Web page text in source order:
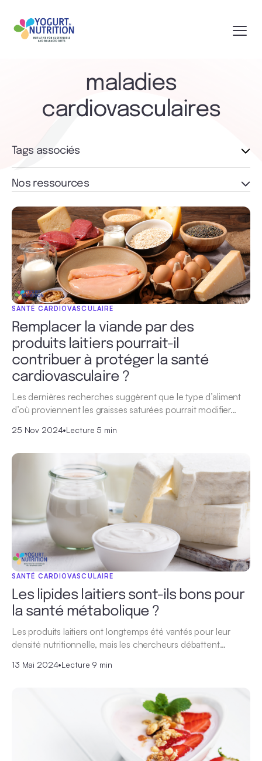
maladies
cardiovasculaires
SANTÉ CARDIOVASCULAIRE
Remplacer la viande par des
produits laitiers pourrait-il
contribuer à protéger la santé
cardiovasculaire ?
Les dernières recherches suggèrent que le type d’aliment
d’où proviennent les graisses saturées pourrait modifier…
25 Nov 2024•Lecture 5 min
SANTÉ CARDIOVASCULAIRE
Les lipides laitiers sont-ils bons pour
la santé métabolique ?
Les produits laitiers ont longtemps été vantés pour leur
densité nutritionnelle, mais les chercheurs débattent…
13 Mai 2024•Lecture 9 min
Tags associés
Nos ressources